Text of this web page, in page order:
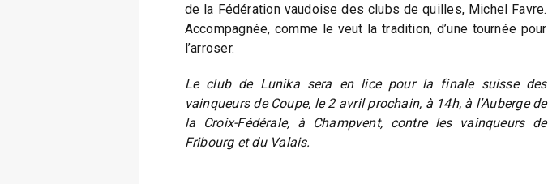
de la Fédération vaudoise des clubs de quilles, Michel Favre.
Accompagnée, comme le veut la tradition, d’une tournée pour
l’arroser.
Le club de Lunika sera en lice pour la finale suisse des
vainqueurs de Coupe, le 2 avril prochain, à 14h, à l’Auberge de
la Croix-Fédérale, à Champvent, contre les vainqueurs de
Fribourg et du Valais.